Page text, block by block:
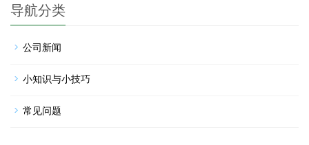
导航分类
公司新闻
小知识与小技巧
常见问题